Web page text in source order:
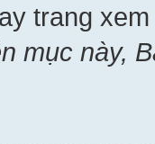
trang
mục này,